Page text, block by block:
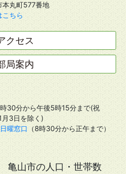
丸町577番地
ちら
クセス
局案内
30分から午後5時15分まで(祝
3日を除く)
日曜窓口
（8時30分から正午まで）
亀山市の人口・世帯数